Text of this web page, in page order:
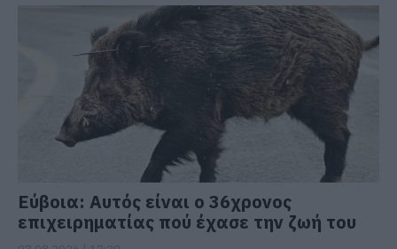
Εύβοια: Αυτός είναι ο 36χρονος
επιχειρηματίας πού έχασε την ζωή του